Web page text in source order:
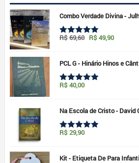
Combo Verdade Divina -
Avaliação
R$ 69,60 O
era:
R$69,60.
R$ 49,90
é:
PCL G - Hinário Hinos e
Avaliação
R$ 40,00
Na Escola de Cristo - David
Avaliação
R$ 29,90
Kit - Etiqueta De Para